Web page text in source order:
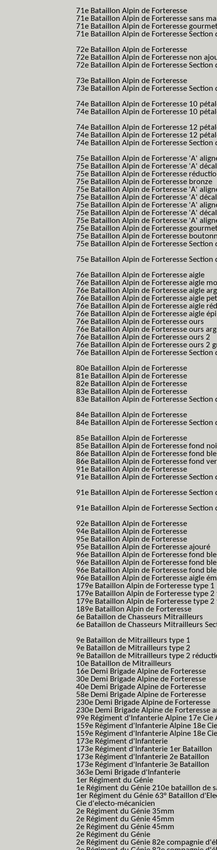
71e Bataillon Alpin de Forteresse
71e Bataillon Alpin de Forteresse sans
71e Bataillon Alpin de Forteresse
71e Bataillon Alpin de Forteresse
72e Bataillon Alpin de Forteresse
72e Bataillon Alpin de Forteresse non
72e Bataillon Alpin de Forteresse
73e Bataillon Alpin de Forteresse
73e Bataillon Alpin de Forteresse
74e Bataillon Alpin de Forteresse 10
74e Bataillon Alpin de Forteresse 10
74e Bataillon Alpin de Forteresse 12
74e Bataillon Alpin de Forteresse 12
74e Bataillon Alpin de Forteresse
75e Bataillon Alpin de Forteresse 'A'
75e Bataillon Alpin de Forteresse 'A'
75e Bataillon Alpin de Forteresse
75e Bataillon Alpin de Forteresse bronze
75e Bataillon Alpin de Forteresse 'A'
75e Bataillon Alpin de Forteresse 'A'
75e Bataillon Alpin de Forteresse 'A'
75e Bataillon Alpin de Forteresse 'A'
75e Bataillon Alpin de Forteresse 'A'
75e Bataillon Alpin de Forteresse
75e Bataillon Alpin de Forteresse
75e Bataillon Alpin de Forteresse
75e Bataillon Alpin de Forteresse
76e Bataillon Alpin de Forteresse aigle
76e Bataillon Alpin de Forteresse aigle
76e Bataillon Alpin de Forteresse aigle
76e Bataillon Alpin de Forteresse aigle
76e Bataillon Alpin de Forteresse aigle
76e Bataillon Alpin de Forteresse aigle
76e Bataillon Alpin de Forteresse ours
76e Bataillon Alpin de Forteresse ours
76e Bataillon Alpin de Forteresse ours 2
76e Bataillon Alpin de Forteresse ours 2
76e Bataillon Alpin de Forteresse
80e Bataillon Alpin de Forteresse
81e Bataillon Alpin de Forteresse
82e Bataillon Alpin de Forteresse
83e Bataillon Alpin de Forteresse
83e Bataillon Alpin de Forteresse
84e Bataillon Alpin de Forteresse
84e Bataillon Alpin de Forteresse
85e Bataillon Alpin de Forteresse
85e Bataillon Alpin de Forteresse fond
86e Bataillon Alpin de Forteresse fond
86e Bataillon Alpin de Forteresse fond
91e Bataillon Alpin de Forteresse
91e Bataillon Alpin de Forteresse
91e Bataillon Alpin de Forteresse
91e Bataillon Alpin de Forteresse
92e Bataillon Alpin de Forteresse
94e Bataillon Alpin de Forteresse
95e Bataillon Alpin de Forteresse
95e Bataillon Alpin de Forteresse ajouré
96e Bataillon Alpin de Forteresse fond
96e Bataillon Alpin de Forteresse fond
96e Bataillon Alpin de Forteresse fond
96e Bataillon Alpin de Forteresse aigle
179e Bataillon Alpin de Forteresse type 1
179e Bataillon Alpin de Forteresse type
179e Bataillon Alpin de Forteresse type
189e Bataillon Alpin de Forteresse
6e Bataillon de Chasseurs Mitrailleurs
6e Bataillon de Chasseurs Mitrailleurs
9e Bataillon de Mitrailleurs type 1
9e Bataillon de Mitrailleurs type 2
9e Bataillon de Mitrailleurs type 2
10e Bataillon de Mitrailleurs
16e Demi Brigade Alpine de Forteresse
30e Demi Brigade Alpine de Forteresse
40e Demi Brigade Alpine de Forteresse
58e Demi Brigade Alpine de Forteresse
230e Demi Brigade Alpine de Forteresse
230e Demi Brigade Alpine de Forteresse
99e Régiment d'Infanterie Alpine 17e
159e Régiment d'Infanterie Alpine 18e
159e Régiment d'Infanterie Alpine 18e
173e Régiment d'Infanterie
173e Régiment d'Infanterie 1er Bataillon
173e Régiment d'Infanterie 2e Bataillon
173e Régiment d'Infanterie 3e Bataillon
363e Demi Brigade d'Infanterie
1er Régiment du Génie
1e Régiment du Génie 210e bataillon de
1er Régiment du Génie 63° Bataillon
Cie d'electo-mécanicien
2e Régiment du Génie 35mm
2e Régiment du Génie 45mm
2e Régiment du Génie 45mm
2e Régiment du Génie
2e Régiment du Génie 82e compagnie